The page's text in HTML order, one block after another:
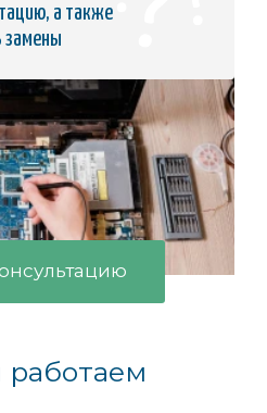
а также
замены